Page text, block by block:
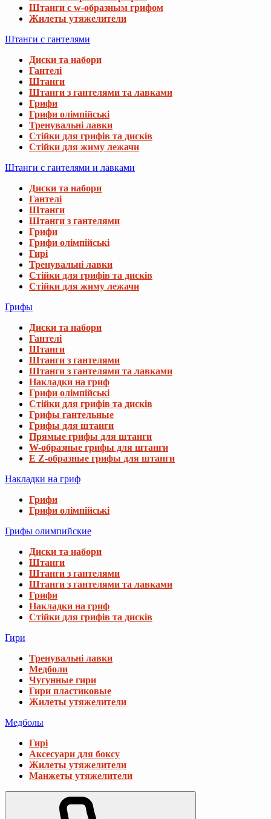
Штанги с w-образным грифом
Жилеты утяжелители
Штанги с гантелями
Диски та набори
Гантелі
Штанги
Штанги з гантелями та лавками
Грифи
Грифи олімпійські
Тренувальні лавки
Стійки для грифів та дисків
Стійки для жиму лежачи
Штанги с гантелями и лавками
Диски та набори
Гантелі
Штанги
Штанги з гантелями
Грифи
Грифи олімпійські
Гирі
Тренувальні лавки
Стійки для грифів та дисків
Стійки для жиму лежачи
Грифы
Диски та набори
Гантелі
Штанги
Штанги з гантелями
Штанги з гантелями та лавками
Накладки на гриф
Грифи олімпійські
Стійки для грифів та дисків
Грифы гантельные
Грифы для штанги
Прямые грифы для штанги
W-образные грифы для штанги
E Z-образные грифы для штанги
Накладки на гриф
Грифи
Грифи олімпійські
Грифы олимпийские
Диски та набори
Штанги
Штанги з гантелями
Штанги з гантелями та лавками
Грифи
Накладки на гриф
Стійки для грифів та дисків
Гири
Тренувальні лавки
Медболи
Чугунные гири
Гири пластиковые
Жилеты утяжелители
Медболы
Гирі
Аксесуари для боксу
Жилеты утяжелители
Манжеты утяжелители